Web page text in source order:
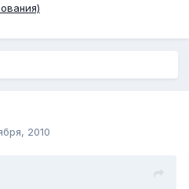
2010